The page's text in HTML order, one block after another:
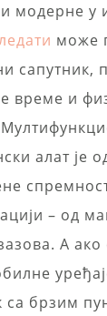
модерне у
може
сапутник,
време и
алат је
– од
А ако
са брзим